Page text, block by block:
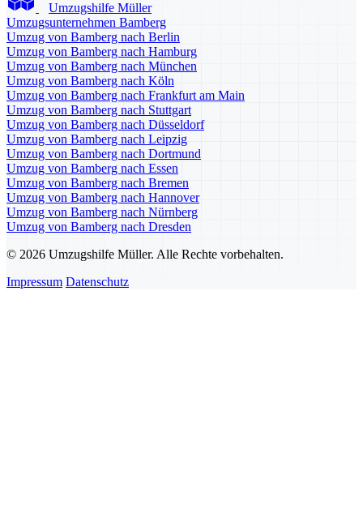
Umzugshilfe Müller
Umzugsunternehmen Bamberg
Umzug von Bamberg nach Berlin
Umzug von Bamberg nach Hamburg
Umzug von Bamberg nach München
Umzug von Bamberg nach Köln
Umzug von Bamberg nach Frankfurt am Main
Umzug von Bamberg nach Stuttgart
Umzug von Bamberg nach Düsseldorf
Umzug von Bamberg nach Leipzig
Umzug von Bamberg nach Dortmund
Umzug von Bamberg nach Essen
Umzug von Bamberg nach Bremen
Umzug von Bamberg nach Hannover
Umzug von Bamberg nach Nürnberg
Umzug von Bamberg nach Dresden
© 2026 Umzugshilfe Müller. Alle Rechte vorbehalten.
Impressum Datenschutz